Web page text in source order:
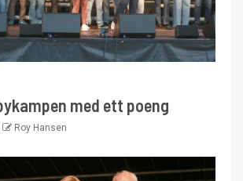
med ett poeng
Roy Hansen